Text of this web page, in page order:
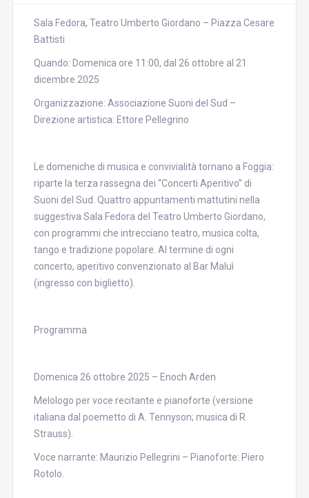
Sala Fedora, Teatro Umberto Giordano – Piazza Cesare
Battisti
Quando: Domenica ore 11:00, dal 26 ottobre al 21
dicembre 2025
Organizzazione: Associazione Suoni del Sud –
Direzione artistica: Ettore Pellegrino
Le domeniche di musica e convivialità tornano a Foggia:
riparte la terza rassegna dei “Concerti Aperitivo” di
Suoni del Sud. Quattro appuntamenti mattutini nella
suggestiva Sala Fedora del Teatro Umberto Giordano,
con programmi che intrecciano teatro, musica colta,
tango e tradizione popolare. Al termine di ogni
concerto, aperitivo convenzionato al Bar Maluì
(ingresso con biglietto).
Programma
Domenica 26 ottobre 2025 – Enoch Arden
Melologo per voce recitante e pianoforte (versione
italiana dal poemetto di A. Tennyson; musica di R.
Strauss).
Voce narrante: Maurizio Pellegrini – Pianoforte: Piero
Rotolo.